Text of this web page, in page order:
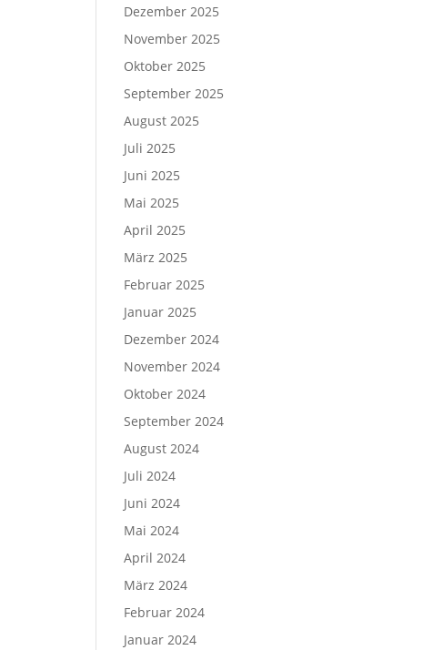
Dezember 2025
November 2025
Oktober 2025
September 2025
August 2025
Juli 2025
Juni 2025
Mai 2025
April 2025
März 2025
Februar 2025
Januar 2025
Dezember 2024
November 2024
Oktober 2024
September 2024
August 2024
Juli 2024
Juni 2024
Mai 2024
April 2024
März 2024
Februar 2024
Januar 2024